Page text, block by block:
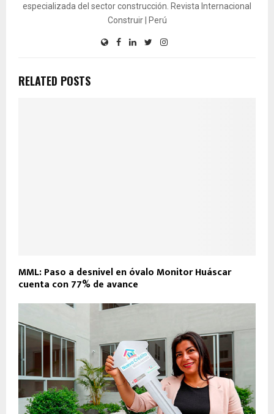
especializada del sector construcción. Revista Internacional
Construir | Perú
RELATED POSTS
MML: Paso a desnivel en óvalo Monitor Huáscar
cuenta con 77% de avance